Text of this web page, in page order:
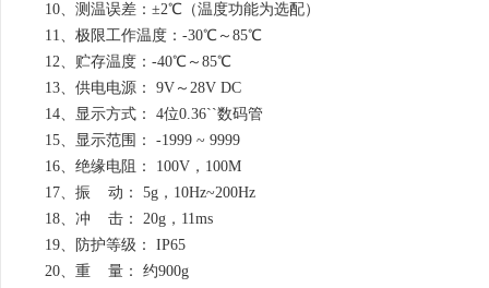
10、测温误差：±2℃（温度功能为选配）
11、极限工作温度：-30℃～85℃
12、贮存温度：-40℃～85℃
13、供电电源： 9V～28V DC
14、显示方式： 4位0.36``数码管
15、显示范围： -1999 ~ 9999
16、绝缘电阻： 100V，100M
17、振 动： 5g，10Hz~200Hz
18、冲 击： 20g，11ms
19、防护等级： IP65
20、重 量： 约900g